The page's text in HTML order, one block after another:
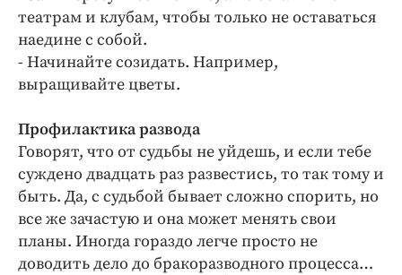
театрам и клубам, чтобы только не оставаться
наедине с собой.
- Начинайте созидать. Например,
выращивайте цветы.
Профилактика развода
Говорят, что от судьбы не уйдешь, и если тебе
суждено двадцать раз развестись, то так тому и
быть. Да, с судьбой бывает сложно спорить, но
все же зачастую и она может менять свои
планы. Иногда гораздо легче просто не
доводить дело до бракоразводного процесса…